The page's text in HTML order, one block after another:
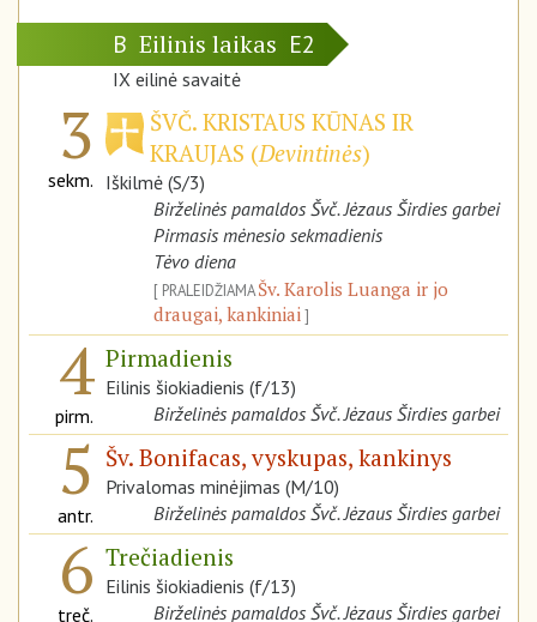
B Eilinis laikas E2
IX eilinė savaitė
3
sekm.
ŠVČ. KRISTAUS KŪNAS IR
KRAUJAS (Devintinės)
Iškilmė (S/3)
Birželinės pamaldos Švč. Jėzaus Širdies garbei
Pirmasis mėnesio sekmadienis
Tėvo diena
PRALEIDŽIAMAŠv. Karolis Luanga ir jo
draugai, kankiniai
4
pirm.
Pirmadienis
Eilinis šiokiadienis (f/13)
Birželinės pamaldos Švč. Jėzaus Širdies garbei
5
antr.
Šv. Bonifacas, vyskupas, kankinys
Privalomas minėjimas (M/10)
Birželinės pamaldos Švč. Jėzaus Širdies garbei
6
treč.
Trečiadienis
Eilinis šiokiadienis (f/13)
Birželinės pamaldos Švč. Jėzaus Širdies garbei